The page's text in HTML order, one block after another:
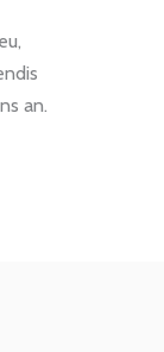
an.